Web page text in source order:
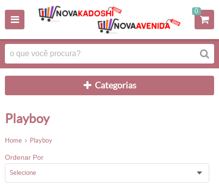
0
categorias
playboy
home playboy
Ordenar Por
selecione